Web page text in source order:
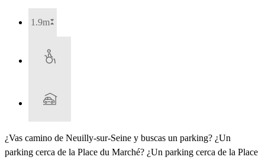
1.9m
¿Vas camino de Neuilly-sur-Seine y buscas un parking? ¿Un
parking cerca de la Place du Marché? ¿Un parking cerca de la Place